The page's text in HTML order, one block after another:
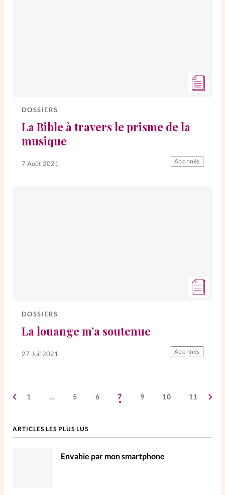
DOSSIERS
La Bible à travers le prisme de la
musique
7 Août 2021 Abonnés
DOSSIERS
La louange m’a soutenue
27 Juil 2021 Abonnés
1 … 5 6 7 9 10 11
ARTICLES LES PLUS LUS
Envahie par mon smartphone